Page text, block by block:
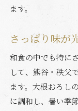
ます。
さっぱり味が
和食の中でも特に
して、熊谷・秩父
ます。大根おろし
に調和し、暑い季